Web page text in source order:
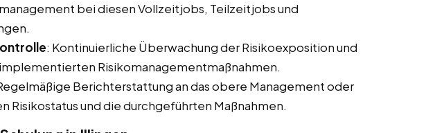
bei diesen Vollzeitjobs, Teilzeitjobs und
: Kontinuierliche Überwachung der Risikoexposition und
Risikomanagementmaßnahmen.
Berichterstattung an das obere Management oder
Risikostatus und die durchgeführten Maßnahmen.